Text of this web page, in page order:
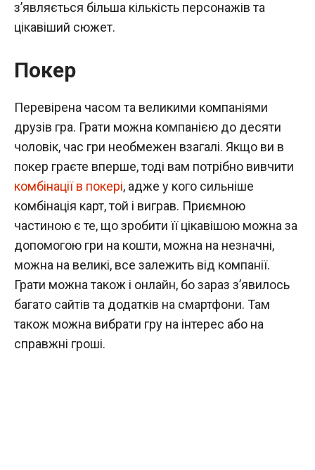
з’являється більша кількість персонажів та
цікавіший сюжет.
Покер
Перевірена часом та великими компаніями
друзів гра. Грати можна компанією до десяти
чоловік, час гри необмежен взагалі. Якщо ви в
покер граєте вперше, тоді вам потрібно вивчити
комбінації в покері, адже у кого сильніше
комбінація карт, той і виграв. Приємною
частиною є те, що зробити її цікавішою можна за
допомогою гри на кошти, можна на незначні,
можна на великі, все залежить від компанії.
Грати можна також і онлайн, бо зараз з’явилось
багато сайтів та додатків на смартфони. Там
також можна вибрати гру на інтерес або на
справжні гроші.